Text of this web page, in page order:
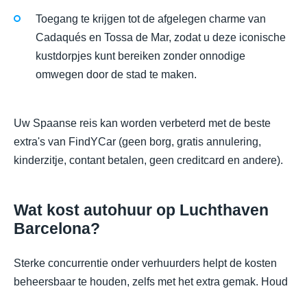
Toegang te krijgen tot de afgelegen charme van
Cadaqués en Tossa de Mar, zodat u deze iconische
kustdorpjes kunt bereiken zonder onnodige
omwegen door de stad te maken.
Uw Spaanse reis kan worden verbeterd met de beste
extra's van FindYCar (geen borg, gratis annulering,
kinderzitje, contant betalen, geen creditcard en andere).
Wat kost autohuur op Luchthaven
Barcelona?
Sterke concurrentie onder verhuurders helpt de kosten
beheersbaar te houden, zelfs met het extra gemak. Houd